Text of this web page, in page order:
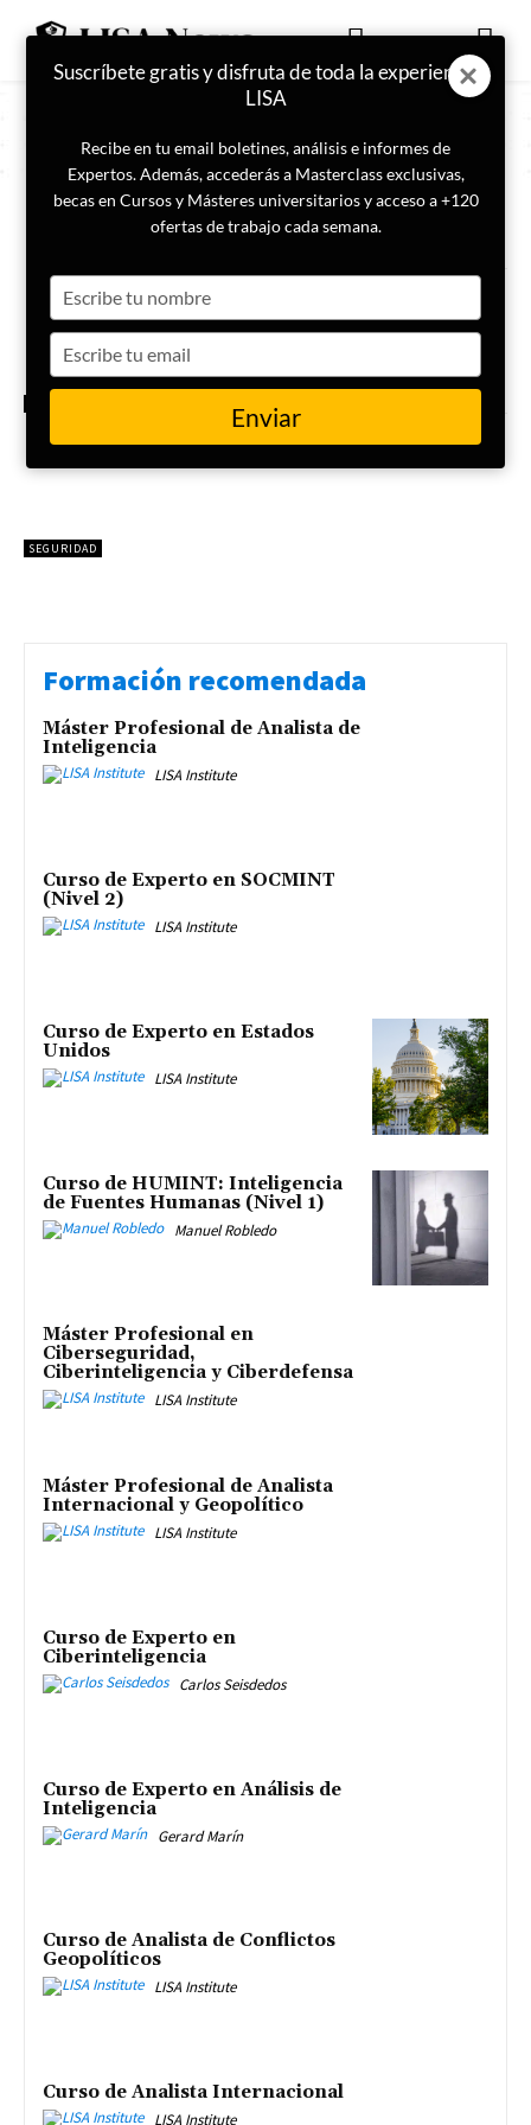
ETIQUETA
bandas haití
El primer ministro de Haití
anuncia su dimisión, una vez
creado un consejo presidencial
de transición
SEGURIDAD
Radiografía de las bandas
Formación recomendada
Máster Profesional de Analista de
Inteligencia
LISA Institute
Curso de Experto en SOCMINT
(Nivel 2)
LISA Institute
Curso de Experto en Estados
Unidos
LISA Institute
Curso de HUMINT: Inteligencia
de Fuentes Humanas (Nivel 1)
Manuel Robledo
Máster Profesional en
Ciberseguridad,
Ciberinteligencia y Ciberdefensa
LISA Institute
Máster Profesional de Analista
Internacional y Geopolítico
LISA Institute
Curso de Experto en
Ciberinteligencia
Carlos Seisdedos
Curso de Experto en Análisis de
Inteligencia
Gerard Marín
Curso de Analista de Conflictos
Geopolíticos
LISA Institute
Curso de Analista Internacional
LISA Institute
Suscríbete gratis y disfruta de toda la experiencia
LISA
Recibe en tu email boletines, análisis e informes de
Expertos. Además, accederás a Masterclass exclusivas,
becas en Cursos y Másteres universitarios y acceso a +120
ofertas de trabajo cada semana.
your
name
your
email
Enviar